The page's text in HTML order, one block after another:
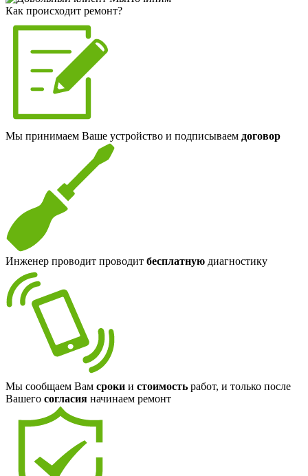
Как происходит ремонт?
Мы принимаем Ваше устройство и подписываем договор
Инженер проводит проводит бесплатную диагностику
Мы сообщаем Вам сроки и стоимость работ, и только после
Вашего согласия начинаем ремонт